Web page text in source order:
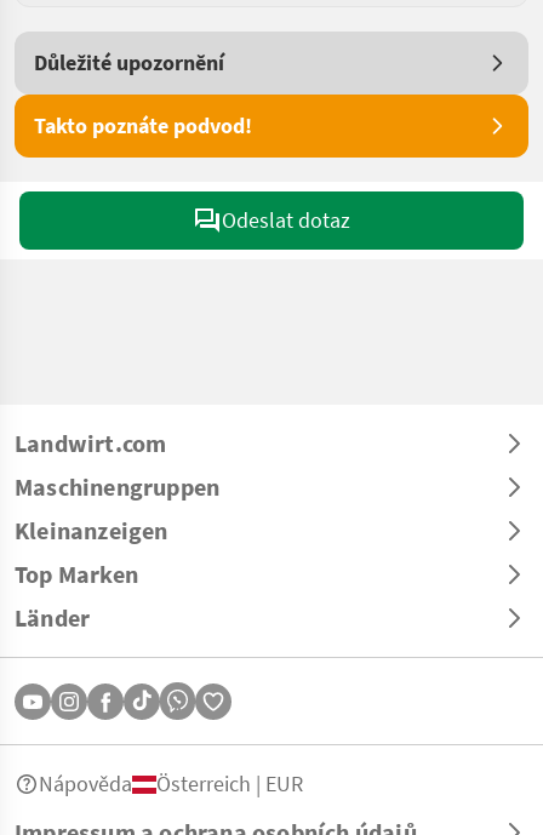
Důležité upozornění
Takto poznáte podvod!
Odeslat dotaz
Landwirt.com
Maschinengruppen
Kleinanzeigen
Top Marken
Länder
Nápověda Österreich | EUR